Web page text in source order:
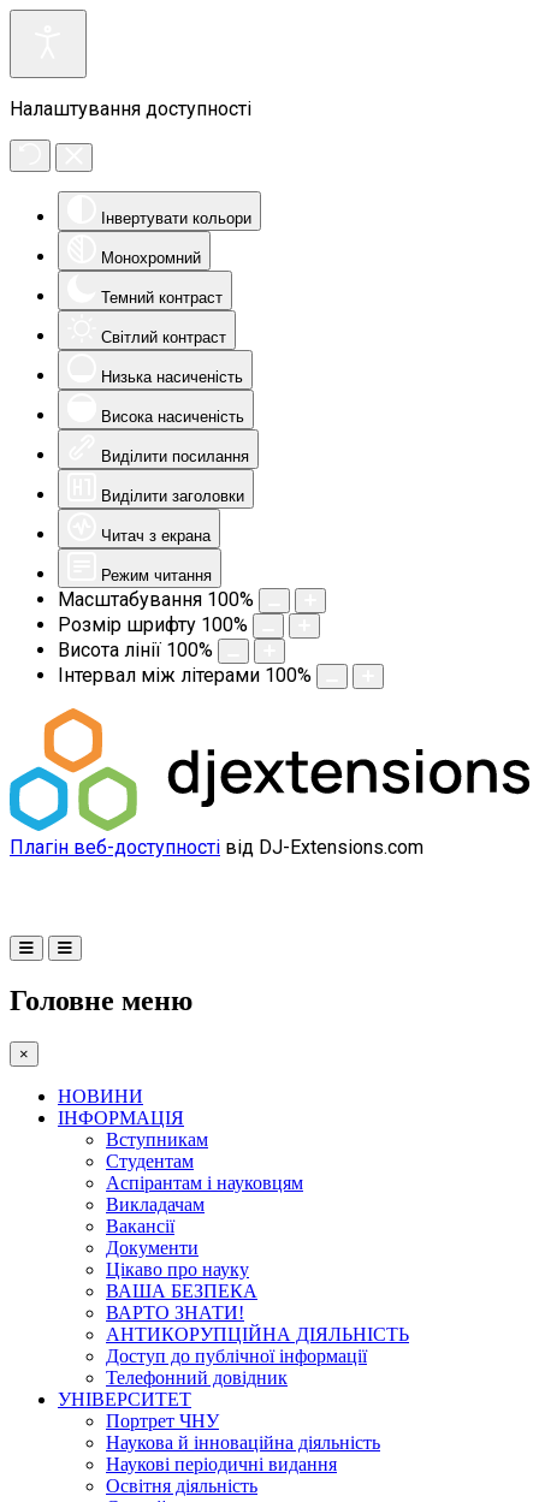
Налаштування доступності
Інвертувати кольори
Монохромний
Темний контраст
Світлий контраст
Низька насиченість
Висока насиченість
Виділити посилання
Виділити заголовки
Читач з екрана
Режим читання
Масштабування 100%
Розмір шрифту 100%
Висота лінії 100%
Інтервал між літерами 100%
Плагін веб-доступності від DJ-Extensions.com
Головне меню
×
НОВИНИ
ІНФОРМАЦІЯ
Вступникам
Студентам
Аспірантам і науковцям
Викладачам
Вакансії
Документи
Цікаво про науку
ВАША БЕЗПЕКА
ВАРТО ЗНАТИ!
АНТИКОРУПЦІЙНА ДІЯЛЬНІСТЬ
Доступ до публічної інформації
Телефонний довідник
УНІВЕРСИТЕТ
Портрет ЧНУ
Наукова й інноваційна діяльність
Наукові періодичні видання
Освітня діяльність